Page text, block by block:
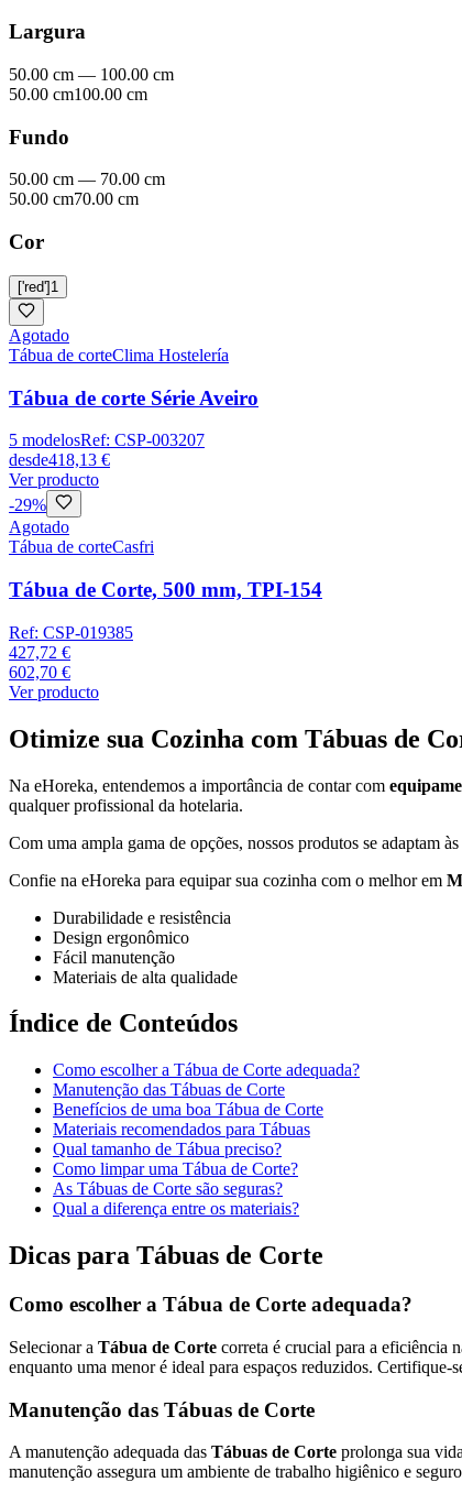
Largura
50.00 cm — 100.00 cm
50.00 cm100.00 cm
Fundo
50.00 cm — 70.00 cm
50.00 cm70.00 cm
Cor
['red'] 1
Agotado
Tábua de corteClima Hostelería
Tábua de corte Série Aveiro
5 modelosRef: CSP-003207
desde418,13 €
Ver producto
-29%
Agotado
Tábua de corteCasfri
Tábua de Corte, 500 mm, TPI-154
Ref: CSP-019385
427,72 €
602,70 €
Ver producto
Otimize sua Cozinha com Tábuas de
Na eHoreka, entendemos a importância de contar com
qualquer profissional da hotelaria.
Com uma ampla gama de opções, nossos produtos se adaptam
Confie na eHoreka para equipar sua cozinha com o melhor em
Durabilidade e resistência
Design ergonômico
Fácil manutenção
Materiais de alta qualidade
Índice de Conteúdos
Como escolher a Tábua de Corte adequada?
Manutenção das Tábuas de Corte
Benefícios de uma boa Tábua de Corte
Materiais recomendados para Tábuas
Qual tamanho de Tábua preciso?
Como limpar uma Tábua de Corte?
As Tábuas de Corte são seguras?
Qual a diferença entre os materiais?
Dicas para Tábuas de Corte
Como escolher a Tábua de Corte adequada?
Selecionar a Tábua de Corte correta é crucial para a eficiência
enquanto uma menor é ideal para espaços reduzidos. Certifique-
Manutenção das Tábuas de Corte
A manutenção adequada das Tábuas de Corte prolonga sua
manutenção assegura um ambiente de trabalho higiênico e